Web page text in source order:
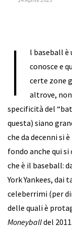
I
l baseball è
conosce e
certe zone
altrove,
specificità del
questa) siano
che da decenni si
fondo anche qui
che è il baseball:
York Yankees,
celeberrimi (per
delle quali è
Moneyballdel